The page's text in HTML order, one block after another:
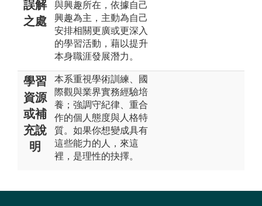
誤解
之處
與興趣所在，依據自己
興趣為主，主動為自己
安排相關更廣或更深入
的學習活動，藉以提升
本身職涯發展潛力。
學習
資源
或補
充說
明
本系重視學術訓練、國
際觀與業界實務經驗培
養；強調守紀律、重合
作的個人態度與人格特
質。如果你想變成具有
這些能力的人，來這
裡，是理性的抉擇。